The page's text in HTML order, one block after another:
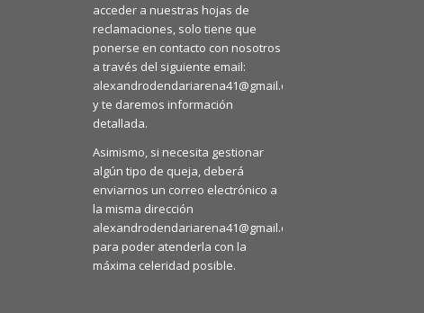
acceder a nuestras hojas de
reclamaciones, solo tiene que
ponerse en contacto con nosotros
a través del siguiente email:
alexandrodendariarena41@gmail.com
y te daremos información
detallada.
Asimismo, si necesita gestionar
algún tipo de queja, deberá
enviarnos un correo electrónico a
la misma dirección
alexandrodendariarena41@gmail.com
para poder atenderla con la
máxima celeridad posible.